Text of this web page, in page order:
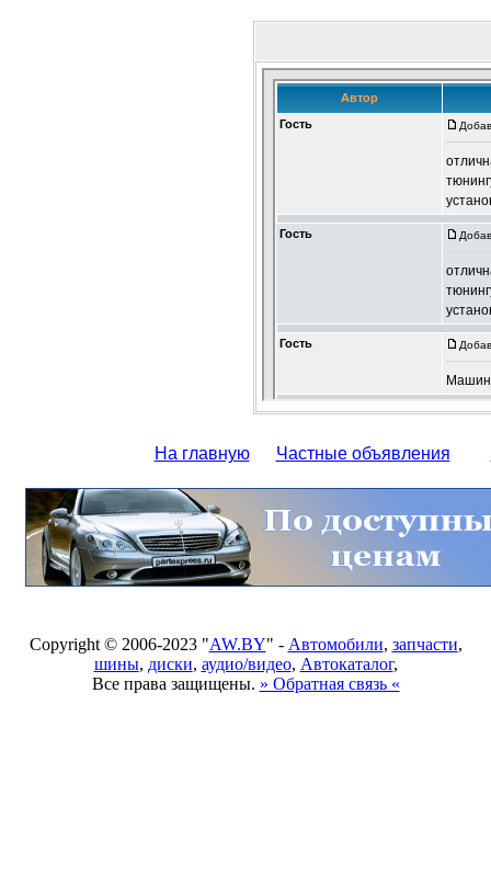
На главную Частные объявления
Copyright © 2006-2023 "AW.BY" - Автомобили, запчасти,
шины, диски, аудио/видео, Автокаталог,
Все права защищены. » Обратная связь «